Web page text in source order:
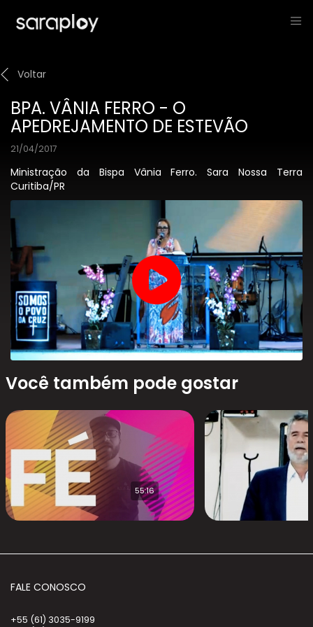
Voltar
BPA. VÂNIA FERRO - O
APEDREJAMENTO DE ESTEVÃO
21/04/2017
Ministração da Bispa Vânia Ferro. Sara Nossa Terra
Curitiba/PR
Você também pode gostar
55:16
FALE CONOSCO
+55 (61) 3035-9199